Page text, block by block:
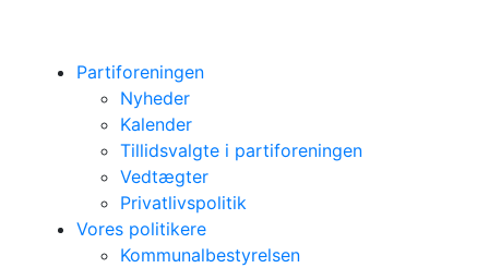
Partiforeningen
Nyheder
Kalender
Tillidsvalgte i partiforeningen
Vedtægter
Privatlivspolitik
Vores politikere
Kommunalbestyrelsen